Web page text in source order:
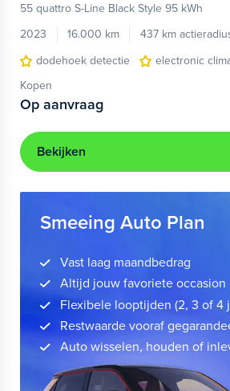
55 quattro S-Line Black Style 95 kWh
2023
16.000 km 437 km
dodehoek detectie
electronic
Kopen
Op aanvraag
Bekijken
Smeeing Auto Plan
Vast laag maandbedrag
Altijd jouw favoriete occasion
Flexibele looptijden (2, 3 of 4
Restwaarde vooraf
Auto wisselen, houden of